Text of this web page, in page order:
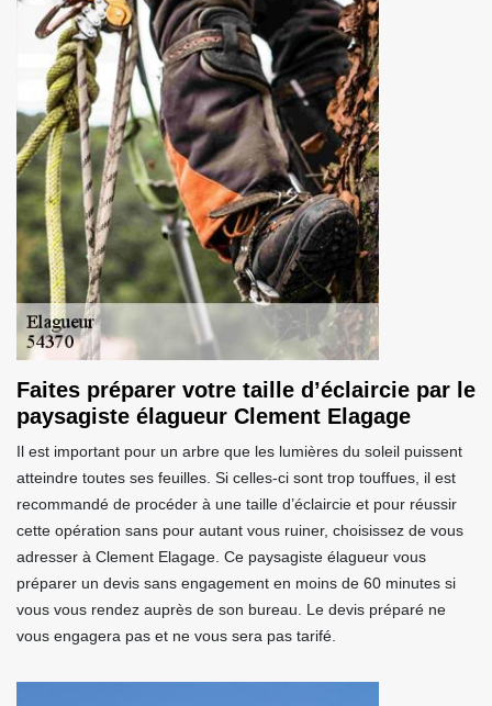
Faites préparer votre taille d’éclaircie par le
paysagiste élagueur Clement Elagage
Il est important pour un arbre que les lumières du soleil puissent
atteindre toutes ses feuilles. Si celles-ci sont trop touffues, il est
recommandé de procéder à une taille d’éclaircie et pour réussir
cette opération sans pour autant vous ruiner, choisissez de vous
adresser à Clement Elagage. Ce paysagiste élagueur vous
préparer un devis sans engagement en moins de 60 minutes si
vous vous rendez auprès de son bureau. Le devis préparé ne
vous engagera pas et ne vous sera pas tarifé.